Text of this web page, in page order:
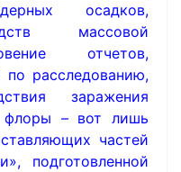
осадков,
массовой
отчетов,
расследованию,
заражения
– вот лишь
частей
подготовленной